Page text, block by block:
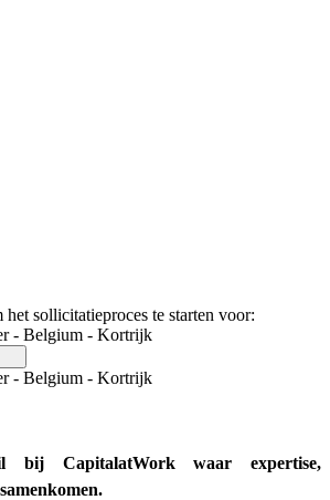
het sollicitatieproces te starten voor:
- Belgium - Kortrijk
- Belgium - Kortrijk
bij CapitalatWork waar expertise,